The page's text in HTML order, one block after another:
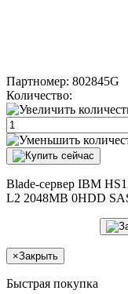
Партномер: 802845G
Количество:
Blade-сервер IBM
L2 2048MB 0HDD
×Закрыть
Быстрая покупка